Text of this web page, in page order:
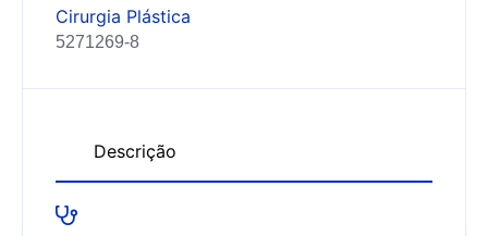
Cirurgia Plástica
5271269-8
Descrição